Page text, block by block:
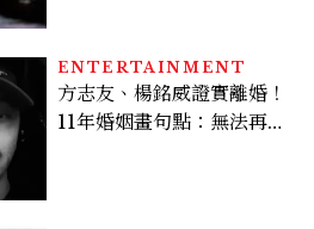
ENTERTAINMENT
方志友、楊銘威證實離婚！
11年婚姻畫句點：無法再做